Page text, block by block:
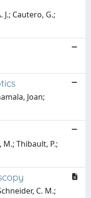
J.; Cautero, G.;
Joan;
M.; Thibault, P.;
C. M.;